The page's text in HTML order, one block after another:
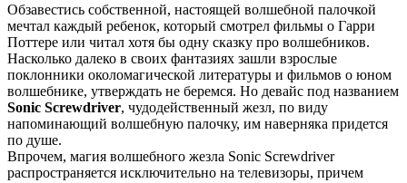
Обзавестись собственной, настоящей волшебной палочкой
мечтал каждый ребенок, который смотрел фильмы о Гарри
Поттере или читал хотя бы одну сказку про волшебников.
Насколько далеко в своих фантазиях зашли взрослые
поклонники околомагической литературы и фильмов о юном
волшебнике, утверждать не беремся. Но девайс под названием
Sonic Screwdriver, чудодейственный жезл, по виду
напоминающий волшебную палочку, им наверняка придется
по душе.
Впрочем, магия волшебного жезла Sonic Screwdriver
распространяется исключительно на телевизоры, причем